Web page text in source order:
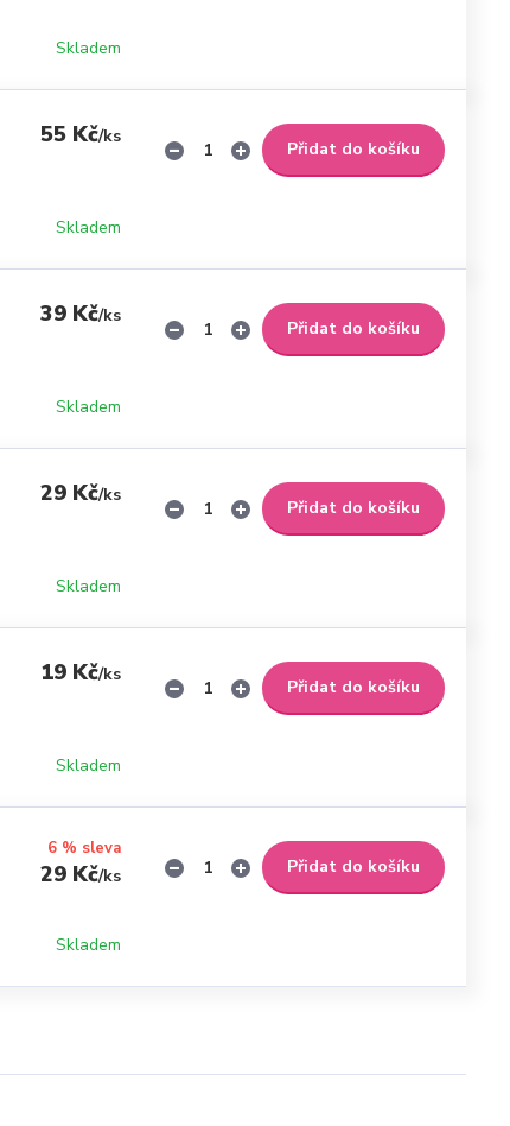
Skladem
55 Kč/ks
Skladem
Přidat do košíku
39 Kč/ks
Skladem
Přidat do košíku
29 Kč/ks
Skladem
Přidat do košíku
19 Kč/ks
Skladem
Přidat do košíku
6 % sleva
29 Kč/ks
Skladem
Přidat do košíku